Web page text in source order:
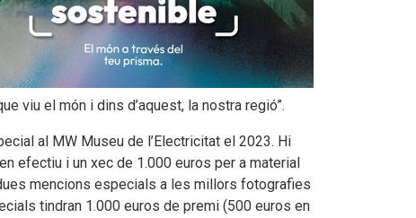
viu el món i dins d’aquest, la nostra regió”.
al MW Museu de l’Electricitat el 2023. Hi
efectiu i un xec de 1.000 euros per a material
mencions especials a les millors fotografies
tindran 1.000 euros de premi (500 euros en